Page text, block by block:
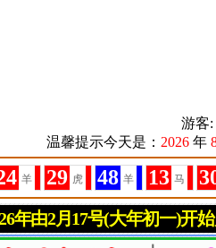
游
温馨提示今天是： 2026 年